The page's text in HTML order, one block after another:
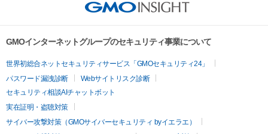
GMOインターネットグループのセキュリティ事業について
世界初総合ネットセキュリティサービス「GMOセキュリティ24」
パスワード漏洩診断
Webサイトリスク診断
セキュリティ相談AIチャットボット
実在証明・盗聴対策
サイバー攻撃対策（GMOサイバーセキュリティ byイエラエ）